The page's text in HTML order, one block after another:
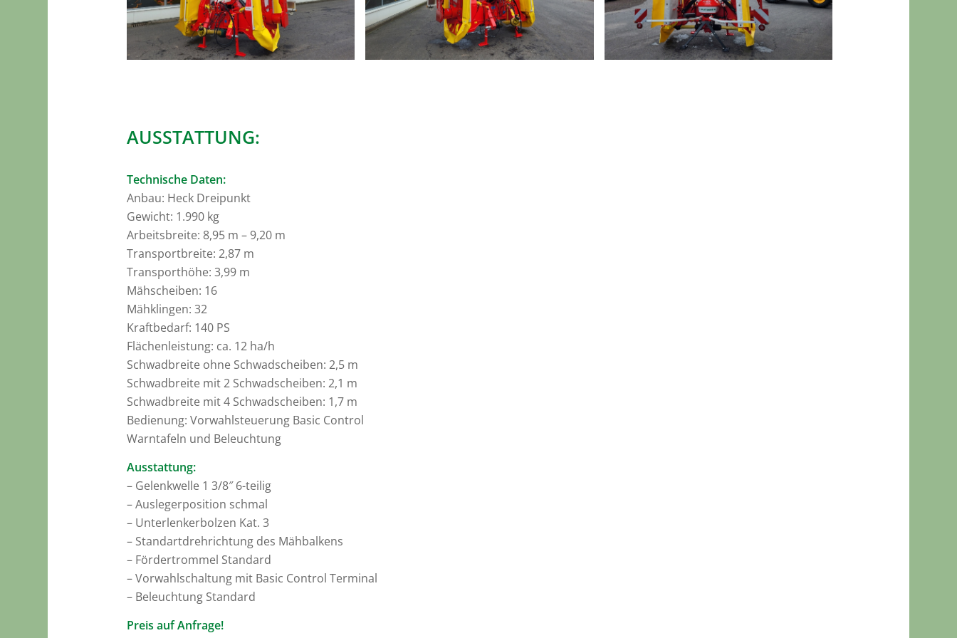
AUSSTATTUNG:
Technische Daten:
Anbau: Heck Dreipunkt
Gewicht: 1.990 kg
Arbeitsbreite: 8,95 m – 9,20 m
Transportbreite: 2,87 m
Transporthöhe: 3,99 m
Mähscheiben: 16
Mähklingen: 32
Kraftbedarf: 140 PS
Flächenleistung: ca. 12 ha/h
Schwadbreite ohne Schwadscheiben: 2,5 m
Schwadbreite mit 2 Schwadscheiben: 2,1 m
Schwadbreite mit 4 Schwadscheiben: 1,7 m
Bedienung: Vorwahlsteuerung Basic Control
Warntafeln und Beleuchtung
Ausstattung:
– Gelenkwelle 1 3/8″ 6-teilig
– Auslegerposition schmal
– Unterlenkerbolzen Kat. 3
– Standartdrehrichtung des Mähbalkens
– Fördertrommel Standard
– Vorwahlschaltung mit Basic Control Terminal
– Beleuchtung Standard
Preis auf Anfrage!